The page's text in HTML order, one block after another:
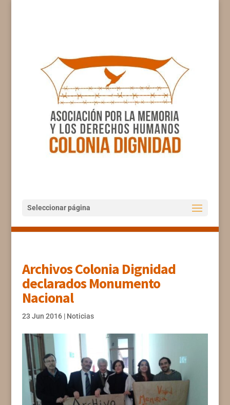
Seleccionar página
Archivos Colonia Dignidad
declarados Monumento
Nacional
23 Jun 2016| Noticias